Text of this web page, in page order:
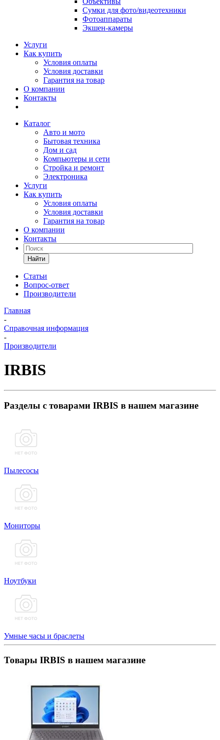
Сумки для фото/видеотехники
Фотоаппараты
Экшен-камеры
Услуги
Как купить
Условия оплаты
Условия доставки
Гарантия на товар
О компании
Контакты
Каталог
Авто и мото
Бытовая техника
Дом и сад
Компьютеры и сети
Стройка и ремонт
Электроника
Услуги
Как купить
Условия оплаты
Условия доставки
Гарантия на товар
О компании
Контакты
Найти
Статьи
Вопрос-ответ
Производители
Главная
-
Справочная информация
-
Производители
IRBIS
Разделы с товарами IRBIS в нашем магазине
Пылесосы
Мониторы
Ноутбуки
Умные часы и браслеты
Товары IRBIS в нашем магазине